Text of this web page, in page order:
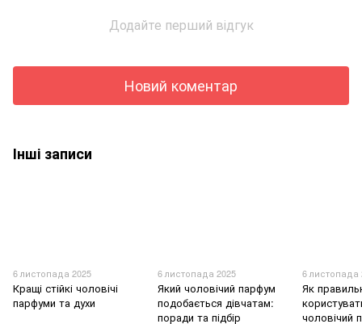
Додайте перший відгук
Новий коментар
Інші записи
6 листопада 2025
Кращі стійкі чоловічі
парфуми та духи
6 листопада 2025
Який чоловічий парфум
подобається дівчатам:
поради та підбір
6 листопада
Як
чоловічий